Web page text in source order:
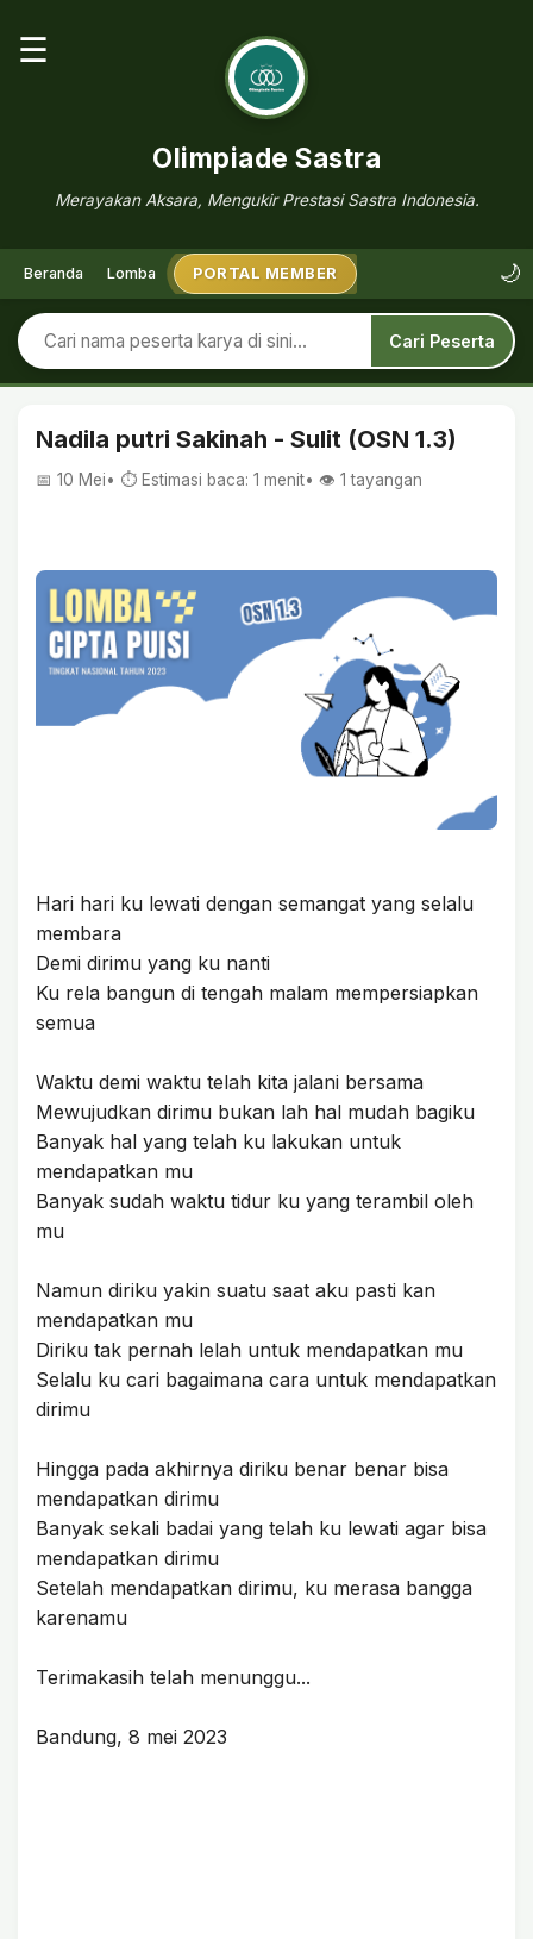
☰
Olimpiade Sastra
Merayakan Aksara, Mengukir Prestasi Sastra Indonesia.
Beranda Lomba PORTAL MEMBER 🌙
Cari Peserta
Nadila putri Sakinah - Sulit (OSN 1.3)
📅 10 Mei• ⏱ Estimasi baca: 1 menit• 👁️ 1 tayangan
Hari hari ku lewati dengan semangat yang selalu
membara
Demi dirimu yang ku nanti
Ku rela bangun di tengah malam mempersiapkan
semua
Waktu demi waktu telah kita jalani bersama
Mewujudkan dirimu bukan lah hal mudah bagiku
Banyak hal yang telah ku lakukan untuk
mendapatkan mu
Banyak sudah waktu tidur ku yang terambil oleh
mu
Namun diriku yakin suatu saat aku pasti kan
mendapatkan mu
Diriku tak pernah lelah untuk mendapatkan mu
Selalu ku cari bagaimana cara untuk mendapatkan
dirimu
Hingga pada akhirnya diriku benar benar bisa
mendapatkan dirimu
Banyak sekali badai yang telah ku lewati agar bisa
mendapatkan dirimu
Setelah mendapatkan dirimu, ku merasa bangga
karenamu
Terimakasih telah menunggu...
Bandung, 8 mei 2023